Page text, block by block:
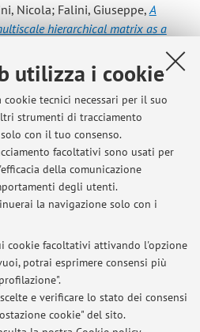
utilizza i cookie
tecnici necessari per il suo
strumenti di tracciamento
con il tuo consenso.
facoltativi sono usati per
della comunicazione
degli utenti.
la navigazione solo con i
cookie facoltativi attivando l'opzione
potrai esprimere consensi più
e verificare lo stato dei consensi
cookie" del sito.
Nicola; Falini, Giuseppe, A
hierarchical matrix as a
2024, 12, pp. 9695 - 9702
4 5
il 2004
avvisi
sono presenti avvisi.